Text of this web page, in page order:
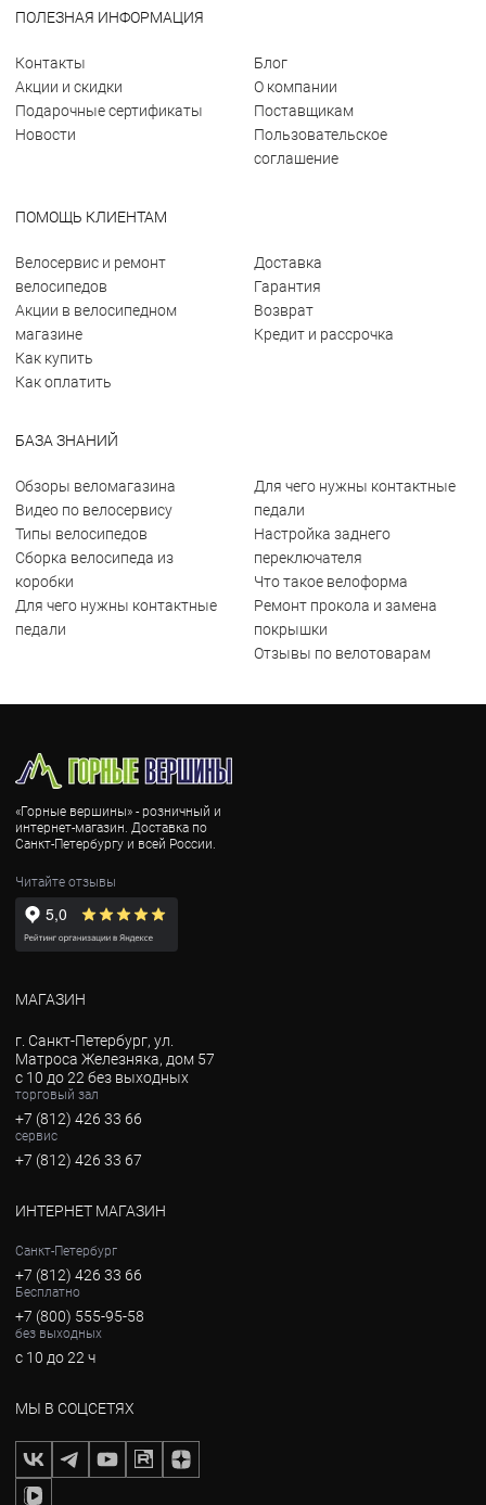
ПОЛЕЗНАЯ ИНФОРМАЦИЯ
Контакты
Акции и скидки
Подарочные сертификаты
Новости
Блог
О компании
Поставщикам
Пользовательское
соглашение
ПОМОЩЬ КЛИЕНТАМ
Велосервис и ремонт
велосипедов
Акции в велосипедном
магазине
Как купить
Как оплатить
Доставка
Гарантия
Возврат
Кредит и рассрочка
БАЗА ЗНАНИЙ
Обзоры веломагазина
Видео по велосервису
Типы велосипедов
Сборка велосипеда из
коробки
Для чего нужны контактные
педали
Для чего нужны контактные
педали
Настройка заднего
переключателя
Что такое велоформа
Ремонт прокола и замена
покрышки
Отзывы по велотоварам
«Горные вершины» - розничный и
интернет-магазин. Доставка по
Санкт-Петербургу и всей России.
Читайте отзывы
МАГАЗИН
г. Санкт-Петербург, ул.
Матроса Железняка, дом 57
с 10 до 22 без выходных
торговый зал
+7 (812) 426 33 66
сервис
+7 (812) 426 33 67
ИНТЕРНЕТ МАГАЗИН
Санкт-Петербург
+7 (812) 426 33 66
Бесплатно
+7 (800) 555-95-58
без выходных
с 10 до 22 ч
МЫ В СОЦСЕТЯХ